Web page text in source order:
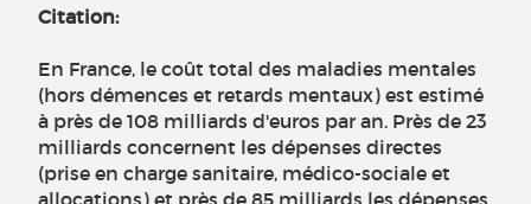
Citation:
En France, le coût total des maladies mentales
(hors démences et retards mentaux) est estimé
à près de 108 milliards d'euros par an. Près de 23
milliards concernent les dépenses directes
(prise en charge sanitaire, médico-sociale et
allocations) et près de 85 milliards les dépenses